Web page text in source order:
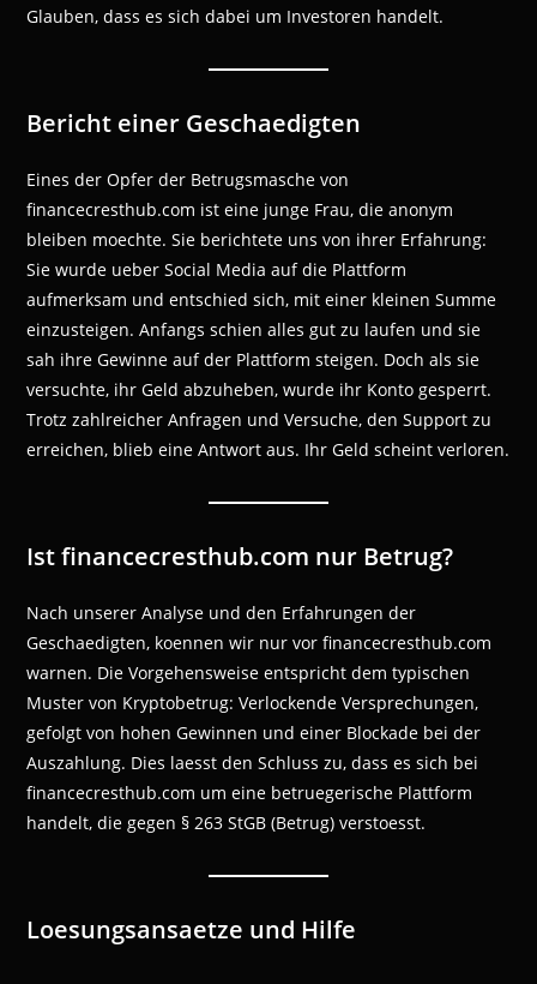
Glauben, dass es sich dabei um Investoren handelt.
Bericht einer Geschaedigten
Eines der Opfer der Betrugsmasche von
financecresthub.com ist eine junge Frau, die anonym
bleiben moechte. Sie berichtete uns von ihrer Erfahrung:
Sie wurde ueber Social Media auf die Plattform
aufmerksam und entschied sich, mit einer kleinen Summe
einzusteigen. Anfangs schien alles gut zu laufen und sie
sah ihre Gewinne auf der Plattform steigen. Doch als sie
versuchte, ihr Geld abzuheben, wurde ihr Konto gesperrt.
Trotz zahlreicher Anfragen und Versuche, den Support zu
erreichen, blieb eine Antwort aus. Ihr Geld scheint verloren.
Ist financecresthub.com nur Betrug?
Nach unserer Analyse und den Erfahrungen der
Geschaedigten, koennen wir nur vor financecresthub.com
warnen. Die Vorgehensweise entspricht dem typischen
Muster von Kryptobetrug: Verlockende Versprechungen,
gefolgt von hohen Gewinnen und einer Blockade bei der
Auszahlung. Dies laesst den Schluss zu, dass es sich bei
financecresthub.com um eine betruegerische Plattform
handelt, die gegen § 263 StGB (Betrug) verstoesst.
Loesungsansaetze und Hilfe